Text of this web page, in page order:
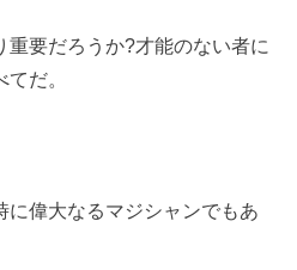
重要だろうか?才能のない者に
だ。
に偉大なるマジシャンでもあ